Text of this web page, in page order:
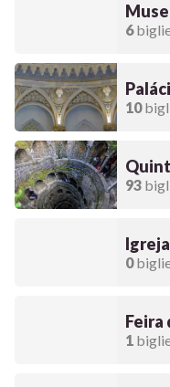
6
10
93
0
Feira
1